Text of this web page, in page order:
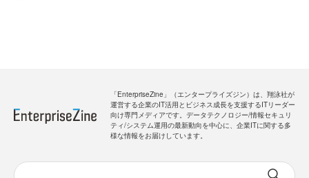
「EnterpriseZine」（エンタープライズジン）は、翔泳社が
運営する企業のIT活用とビジネス成長を支援するITリーダー
向け専門メディアです。データテクノロジー/情報セキュリ
ティ/システム運用の最新動向を中心に、企業ITに関する多
様な情報をお届けしています。